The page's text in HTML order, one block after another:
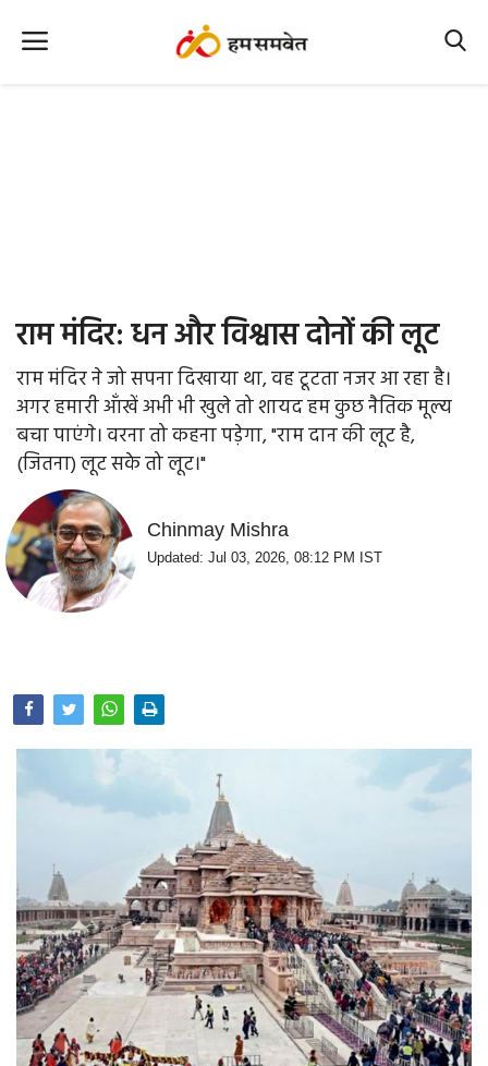
Office Office
Political Gossips
Farm & Food
Opinion
Health & Lifestyle
Photo Gallery
राम मंदिर: धन और विश्वास दोनों की लूट
राम मंदिर ने जो सपना दिखाया था, वह टूटता नजर आ रहा है।
अगर हमारी आँखें अभी भी खुले तो शायद हम कुछ नैतिक मूल्य
बचा पाएंगे। वरना तो कहना पड़ेगा, "राम दान की लूट है,
(जितना) लूट सके तो लूट।"
Chinmay Mishra
Updated: Jul 03, 2026, 08:12 PM IST